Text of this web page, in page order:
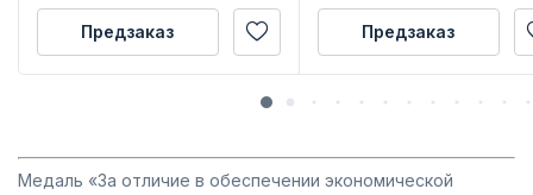
Предзаказ Предзаказ
Медаль «За отличие в обеспечении экономической